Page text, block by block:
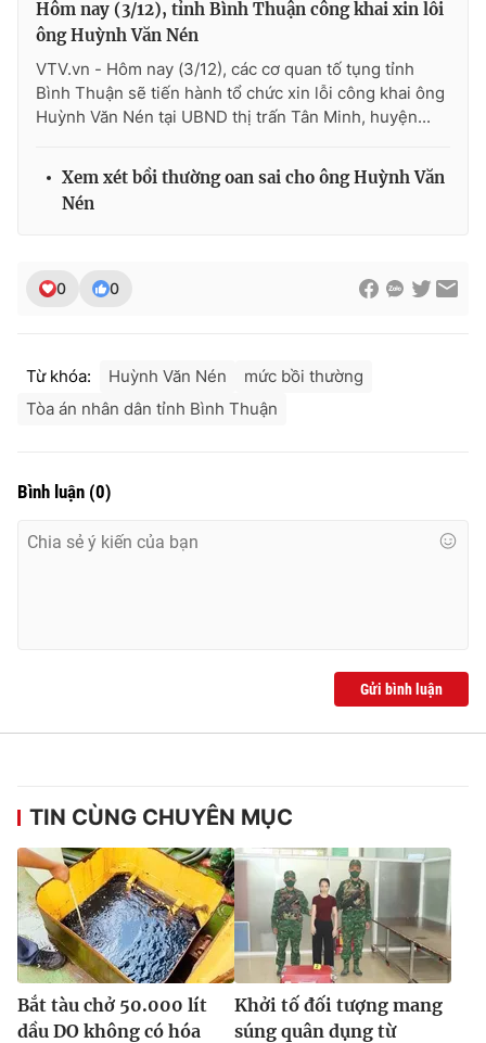
Ðiện thoại Thời báo VTV:024.66 897 897
Email:toasoan@vtv.vn
Liên hệ quảng cáo:024-7300.7108
® Cấm sao chép dưới mọi hình thức nếu không có sự chấp
thuận bằng văn bản. Ghi rõ nguồn VTV.vn khi phát hành lại
thông tin từ website này.
Hôm nay (3/12), tỉnh Bình Thuận công khai xin lỗi
ông Huỳnh Văn Nén
VTV.vn - Hôm nay (3/12), các cơ quan tố tụng tỉnh
Bình Thuận sẽ tiến hành tổ chức xin lỗi công khai ông
Huỳnh Văn Nén tại UBND thị trấn Tân Minh, huyện...
Xem xét bồi thường oan sai cho ông Huỳnh Văn
Nén
0 0
Từ khóa: Huỳnh Văn Nén
mức bồi thường
Tòa án nhân dân tỉnh Bình Thuận
Bình luận (0)
Gửi bình luận
TIN CÙNG CHUYÊN MỤC
Bắt tàu chở 50.000 lít
dầu DO không có hóa
Khởi tố đối tượng mang
súng quân dụng từ